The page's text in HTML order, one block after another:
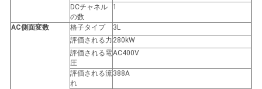
DCチャネル
の数
1
AC側面変数 格子タイプ
3L
評価される力 280kW
評価される電
圧
AC400V
評価される流
れ
388A